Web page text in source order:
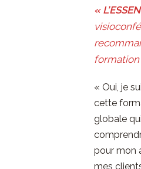
«
formation
« Oui, je
cette
globale
pour mon
mes